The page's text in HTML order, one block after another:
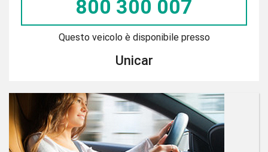
800 300 007
Questo veicolo è disponibile presso
Unicar